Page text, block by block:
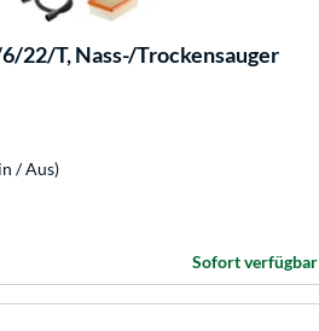
22/T, Nass-/Trockensauger
/ Aus)
Sofort verfügbar